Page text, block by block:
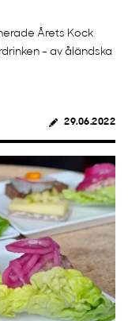
Årets Kock
- av åländska
29.06.2022